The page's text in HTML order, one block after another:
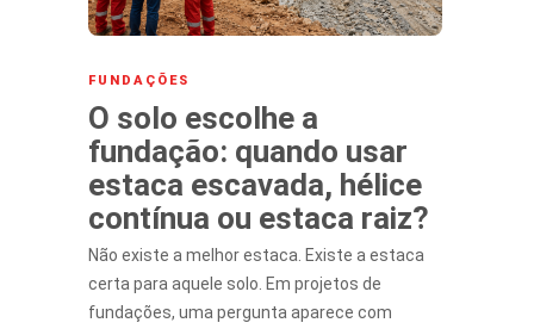
FUNDAÇÕES
O solo escolhe a
fundação: quando usar
estaca escavada, hélice
contínua ou estaca raiz?
Não existe a melhor estaca. Existe a estaca
certa para aquele solo. Em projetos de
fundações, uma pergunta aparece com